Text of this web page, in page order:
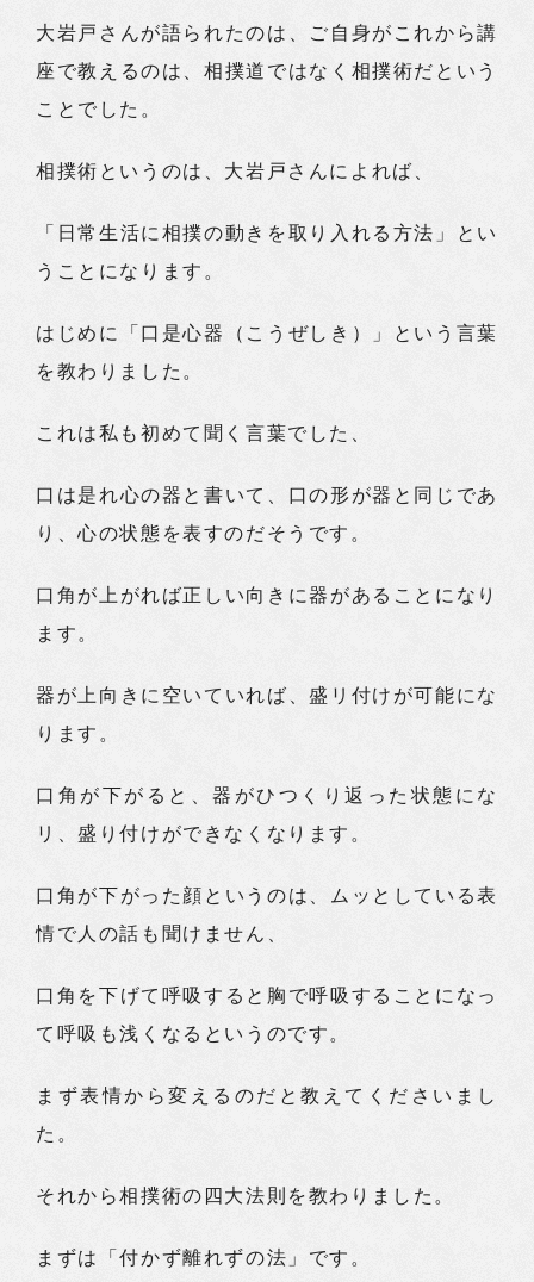
大岩戸さんが語られたのは、ご自身がこれから講
座で教えるのは、相撲道ではなく相撲術だという
ことでした。
相撲術というのは、大岩戸さんによれば、
「日常生活に相撲の動きを取り入れる方法」とい
うことになります。
はじめに「口是心器（こうぜしき）」という言葉
を教わりました。
これは私も初めて聞く言葉でした、
口は是れ心の器と書いて、口の形が器と同じであ
り、心の状態を表すのだそうです。
口角が上がれば正しい向きに器があることになり
ます。
器が上向きに空いていれば、盛リ付けが可能にな
ります。
口角が下がると、器がひつくり返った状態にな
リ、盛り付けができなくなります。
口角が下がった顔というのは、ムッとしている表
情で人の話も聞けません、
口角を下げて呼吸すると胸で呼吸することになっ
て呼吸も浅くなるというのです。
まず表情から変えるのだと教えてくださいまし
た。
それから相撲術の四大法則を教わりました。
まずは「付かず離れずの法」です。